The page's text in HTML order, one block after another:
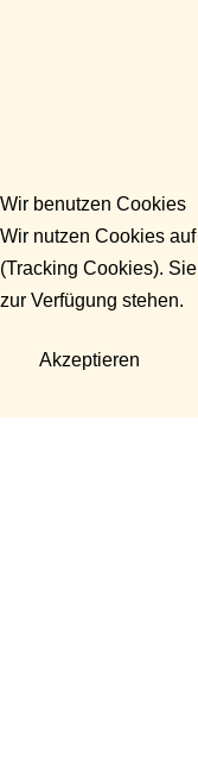
Wir benutzen Cookies
Wir nutzen Cookies
(Tracking Cookies).
zur Verfügung stehen.
Akzeptieren